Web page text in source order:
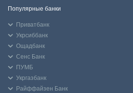
Популярные банки
Приватбанк
Укрсиббанк
Ощадбанк
Сенс Банк
ПУМБ
Укргазбанк
Райффайзен Банк